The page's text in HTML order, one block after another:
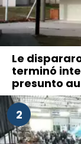
Le
terminó
presunto
2